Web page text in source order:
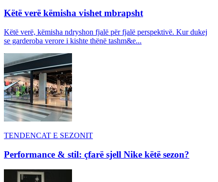
Këtë verë këmisha vishet mbrapsht
Këtë verë, këmisha ndryshon fjalë për fjalë perspektivë. Kur dukej
se garderoba verore i kishte thënë tashm&e...
TENDENCAT E SEZONIT
Performance & stil: çfarë sjell Nike këtë sezon?